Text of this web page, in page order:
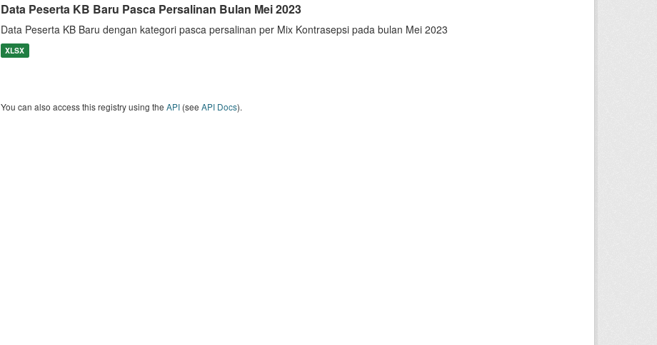
Data Peserta KB Baru Pasca Persalinan Bulan Mei 2023
Data Peserta KB Baru dengan kategori pasca persalinan per Mix Kontrasepsi pada bulan Mei 2023
XLSX
You can also access this registry using the API (see API Docs).